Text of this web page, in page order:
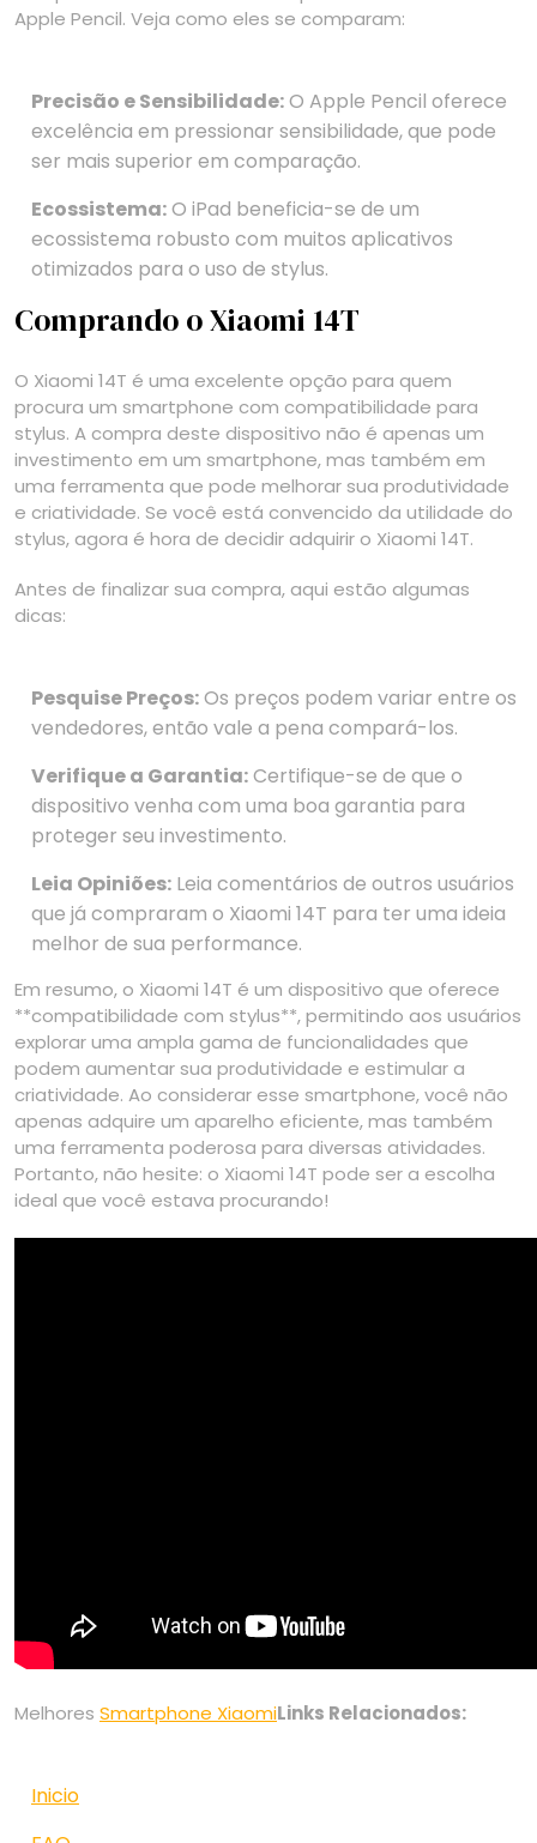
Apple Pencil. Veja como eles se comparam:
Precisão e Sensibilidade:O Apple Pencil oferece
excelência em pressionar sensibilidade, que pode
ser mais superior em comparação.
Ecossistema:O iPad beneficia-se de um
ecossistema robusto com muitos aplicativos
otimizados para o uso de stylus.
Comprando o Xiaomi 14T
O Xiaomi 14T é uma excelente opção para quem
procura um smartphone com compatibilidade para
stylus. A compra deste dispositivo não é apenas um
investimento em um smartphone, mas também em
uma ferramenta que pode melhorar sua produtividade
e criatividade. Se você está convencido da utilidade do
stylus, agora é hora de decidir adquirir o Xiaomi 14T.
Antes de finalizar sua compra, aqui estão algumas
dicas:
Pesquise Preços:Os preços podem variar entre os
vendedores, então vale a pena compará-los.
Verifique a Garantia:Certifique-se de que o
dispositivo venha com uma boa garantia para
proteger seu investimento.
Leia Opiniões: Leia comentários de outros usuários
que já compraram o Xiaomi 14T para ter uma ideia
melhor de sua performance.
Em resumo, o Xiaomi 14T é um dispositivo que oferece
**compatibilidade com stylus**, permitindo aos usuários
explorar uma ampla gama de funcionalidades que
podem aumentar sua produtividade e estimular a
criatividade. Ao considerar esse smartphone, você não
apenas adquire um aparelho eficiente, mas também
uma ferramenta poderosa para diversas atividades.
Portanto, não hesite: o Xiaomi 14T pode ser a escolha
ideal que você estava procurando!
Melhores Smartphone XiaomiLinks Relacionados:
Inicio